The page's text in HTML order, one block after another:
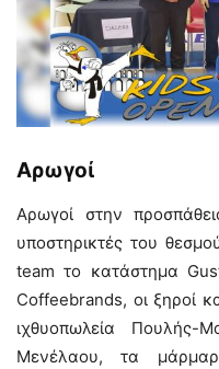
Αρωγοί
Αρωγοί στην
υποστηρικτές του
team το κατάστημα
Coffeebrands, οι ξηροί
ιχθυοπωλεία
Μενέλαου, τα